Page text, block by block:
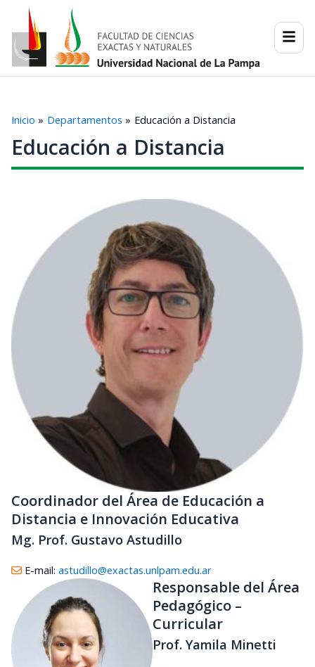
contenido
Inicio Departamentos Educación a Distancia
Educación a Distancia
Coordinador del Área de Educación a
Distancia e Innovación Educativa
Mg. Prof. Gustavo Astudillo
E-mail: astudillo@exactas.unlpam.edu.ar
Responsable del Área
Pedagógico –
Curricular
Prof. Yamila Minetti